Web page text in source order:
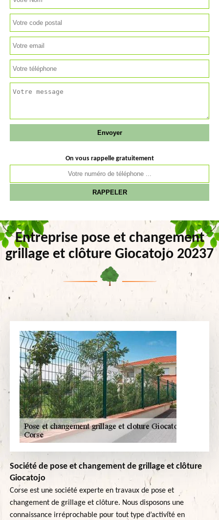
On vous rappelle gratuitement
Entreprise pose et changement
grillage et clôture Giocatojo 20237
Société de pose et changement de grillage et clôture
Giocatojo
Corse est une société experte en travaux de pose et
changement de grillage et clôture. Nous disposons une
connaissance irréprochable pour tout type d’activité en